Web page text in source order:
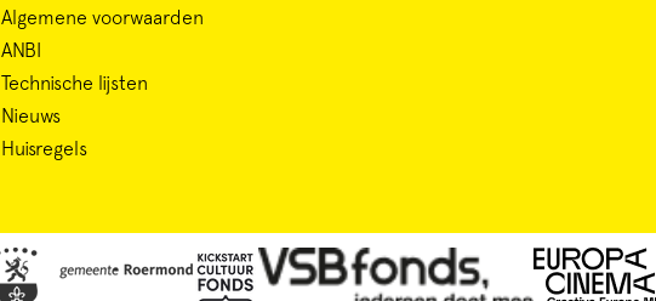
Algemene voorwaarden
ANBI
Technische lijsten
Nieuws
Huisregels